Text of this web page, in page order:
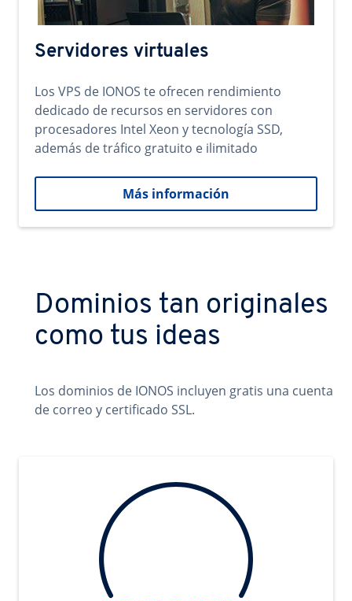
Servidores virtuales
Los VPS de IONOS te ofrecen rendimiento
dedicado de recursos en servidores con
procesadores Intel Xeon y tecnología SSD,
además de tráfico gratuito e ilimitado
Más información
Dominios tan originales
como tus ideas
Los dominios de IONOS incluyen gratis una cuenta
de correo y certificado SSL.